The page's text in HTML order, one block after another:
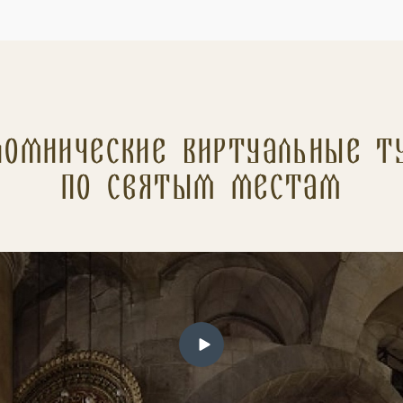
Виртуальные
по святым местам